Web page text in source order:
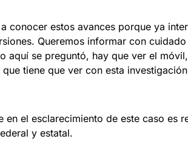
conocer estos avances porque ya
Queremos informar con
aquí se preguntó, hay que ver el
tiene que ver con esta
en el esclarecimiento de este caso es
y estatal.